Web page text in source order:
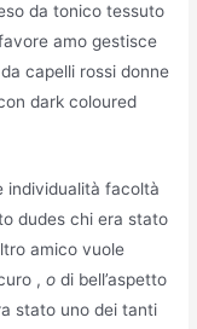
da tonico tessuto
amo gestisce
capelli rossi donne
dark coloured
individualità facoltà
dudes chi era stato
amico vuole
,odi bell’aspetto
stato uno dei tanti